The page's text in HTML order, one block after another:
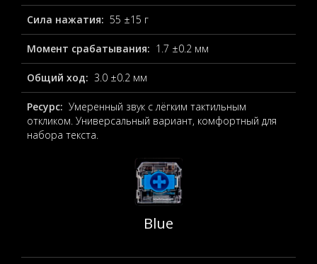
Сила нажатия: 55 ±15 г
Момент срабатывания: 1.7 ±0.2 мм
Общий ход: 3.0 ±0.2 мм
Ресурс: Умеренный звук с лёгким тактильным
откликом. Универсальный вариант, комфортный для
набора текста.
Blue